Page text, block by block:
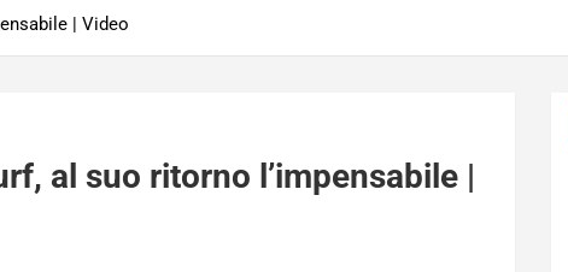
| Video
al suo ritorno l’impensabile |